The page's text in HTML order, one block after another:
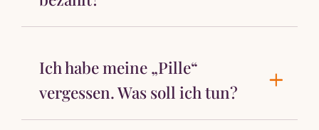
Ich habe meine „Pille“
vergessen. Was soll ich tun?